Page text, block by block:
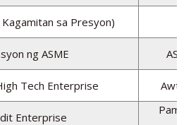
sa Presyon)
ng ASME
Tech Enterprise
Enterprise